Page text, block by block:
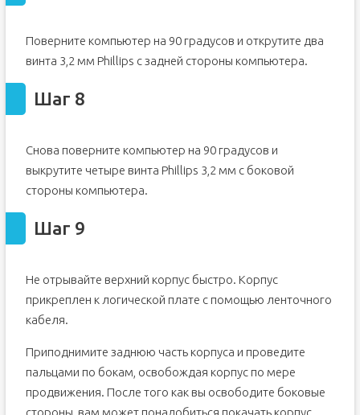
Поверните компьютер на 90 градусов и открутите два
винта 3,2 мм Phillips с задней стороны компьютера.
Шаг 8
Снова поверните компьютер на 90 градусов и
выкрутите четыре винта Phillips 3,2 мм с боковой
стороны компьютера.
Шаг 9
Не отрывайте верхний корпус быстро. Корпус
прикреплен к логической плате с помощью ленточного
кабеля.
Приподнимите заднюю часть корпуса и проведите
пальцами по бокам, освобождая корпус по мере
продвижения. После того как вы освободите боковые
стороны, вам может понадобиться покачать корпус